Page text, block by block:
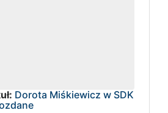
Dorota Miśkiewicz w SDK